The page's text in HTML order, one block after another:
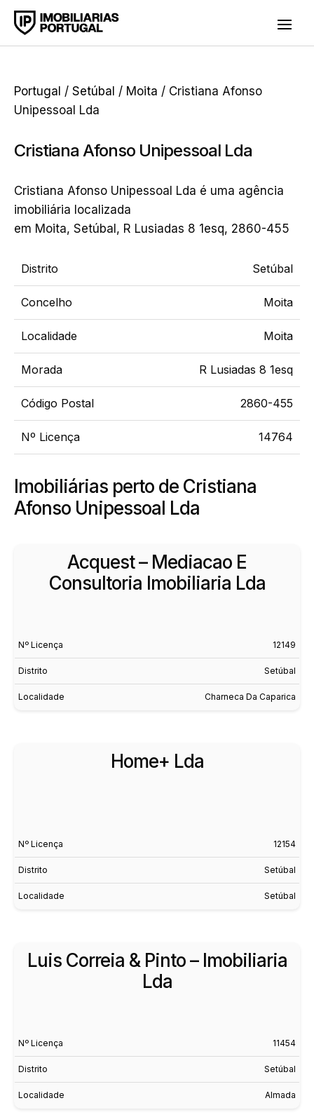
Portugal / Setúbal / Moita / Cristiana Afonso
Unipessoal Lda
Cristiana Afonso Unipessoal Lda
Cristiana Afonso Unipessoal Lda é uma agência
imobiliária localizada
em Moita, Setúbal, R Lusiadas 8 1esq, 2860-455
Distrito Setúbal
Concelho Moita
Localidade Moita
Morada R Lusiadas 8 1esq
Código Postal 2860-455
Nº Licença 14764
Imobiliárias perto de Cristiana
Afonso Unipessoal Lda
Acquest – Mediacao E
Consultoria Imobiliaria Lda
Nº Licença 12149
Distrito Setúbal
Localidade Charneca Da Caparica
Home+ Lda
Nº Licença 12154
Distrito Setúbal
Localidade Setúbal
Luis Correia & Pinto – Imobiliaria
Lda
Nº Licença 11454
Distrito Setúbal
Localidade Almada